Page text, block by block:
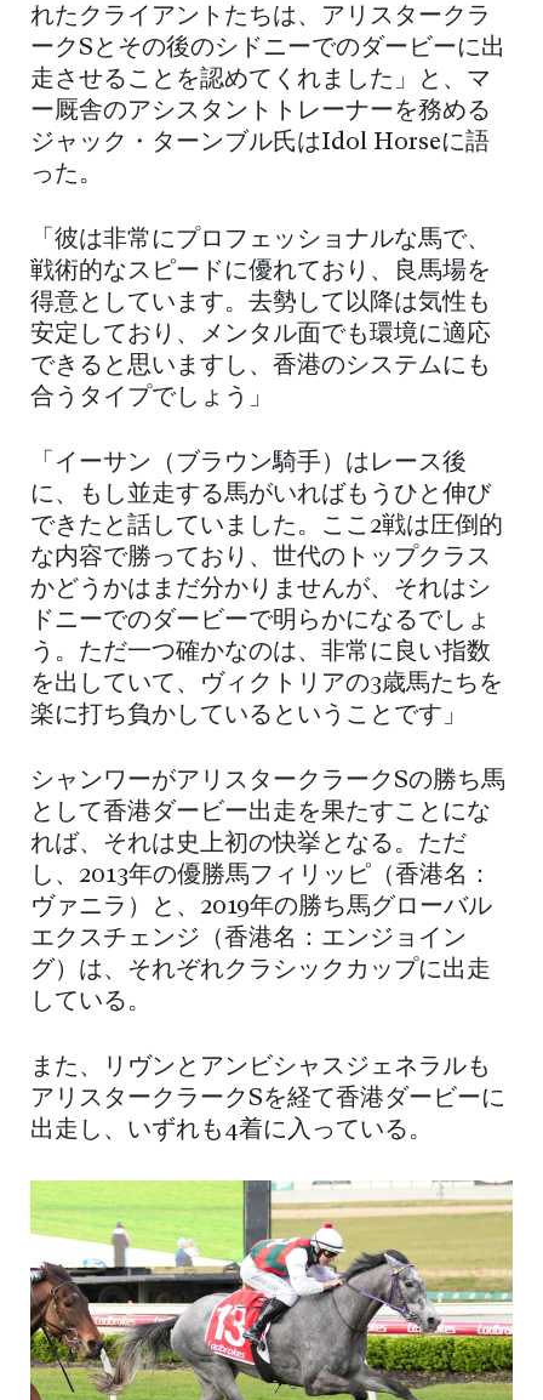
れたクライアントたちは、アリスタークラ
ークSとその後のシドニーでのダービーに出
走させることを認めてくれました」と、マ
ー厩舎のアシスタントトレーナーを務める
ジャック・ターンブル氏はIdol Horseに語
った。
「彼は非常にプロフェッショナルな馬で、
戦術的なスピードに優れており、良馬場を
得意としています。去勢して以降は気性も
安定しており、メンタル面でも環境に適応
できると思いますし、香港のシステムにも
合うタイプでしょう」
「イーサン（ブラウン騎手）はレース後
に、もし並走する馬がいればもうひと伸び
できたと話していました。ここ2戦は圧倒的
な内容で勝っており、世代のトップクラス
かどうかはまだ分かりませんが、それはシ
ドニーでのダービーで明らかになるでしょ
う。ただ一つ確かなのは、非常に良い指数
を出していて、ヴィクトリアの3歳馬たちを
楽に打ち負かしているということです」
シャンワーがアリスタークラークSの勝ち馬
として香港ダービー出走を果たすことにな
れば、それは史上初の快挙となる。ただ
し、2013年の優勝馬フィリッピ（香港名：
ヴァニラ）と、2019年の勝ち馬グローバル
エクスチェンジ（香港名：エンジョイン
グ）は、それぞれクラシックカップに出走
している。
また、リヴンとアンビシャスジェネラルも
アリスタークラークSを経て香港ダービーに
出走し、いずれも4着に入っている。